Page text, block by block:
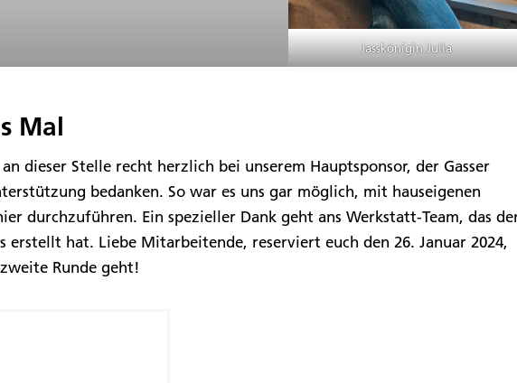
Jasskönigin Julia
Mal
dieser Stelle recht herzlich bei unserem Hauptsponsor, der Gasser
bedanken. So war es uns gar möglich, mit hauseigenen
durchzuführen. Ein spezieller Dank geht ans Werkstatt-Team, das
erstellt hat. Liebe Mitarbeitende, reserviert euch den 26. Januar 2024,
Runde geht!